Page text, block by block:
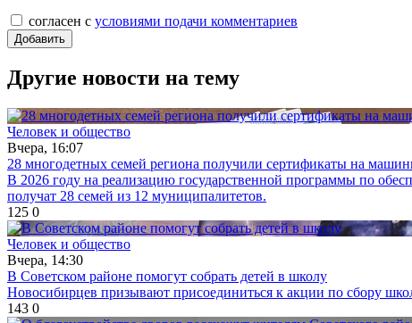
согласен с условиями подачи комментариев
Другие новости на тему
Человек и общество
Вчера, 16:07
28 многодетных семей региона получили сертификаты на
В 2026 году на реализацию государственной программы по
получат 28 семей из 12 муниципалитетов.
125 0
Человек и общество
Вчера, 14:30
В Советском районе помогут собрать детей в школу
Новосибирцев призывают присоединиться к акции по сбору
143 0